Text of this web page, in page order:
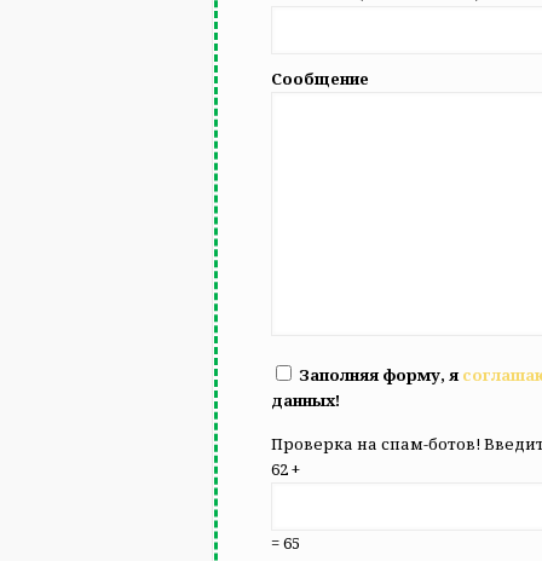
Сообщение
Заполняя форму, я
данных!
Проверка на спам-ботов!
62 +
= 65